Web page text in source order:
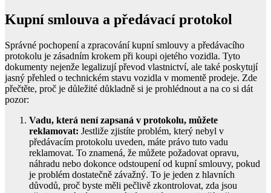
Kupní smlouva a předávací protokol
Správné pochopení a zpracování kupní smlouvy a předávacího
protokolu je zásadním krokem při koupi ojetého vozidla. Tyto
dokumenty nejenže legalizují převod vlastnictví, ale také poskytují
jasný přehled o technickém stavu vozidla v momentě prodeje. Zde
přečtěte, proč je důležité důkladně si je prohlédnout a na co si dát
pozor:
Vadu, která není zapsaná v protokolu, můžete
reklamovat: Jestliže zjistíte problém, který nebyl v
předávacím protokolu uveden, máte právo tuto vadu
reklamovat. To znamená, že můžete požadovat opravu,
náhradu nebo dokonce odstoupení od kupní smlouvy, pokud
je problém dostatečně závažný. To je jeden z hlavních
důvodů, proč byste měli pečlivě zkontrolovat, zda jsou